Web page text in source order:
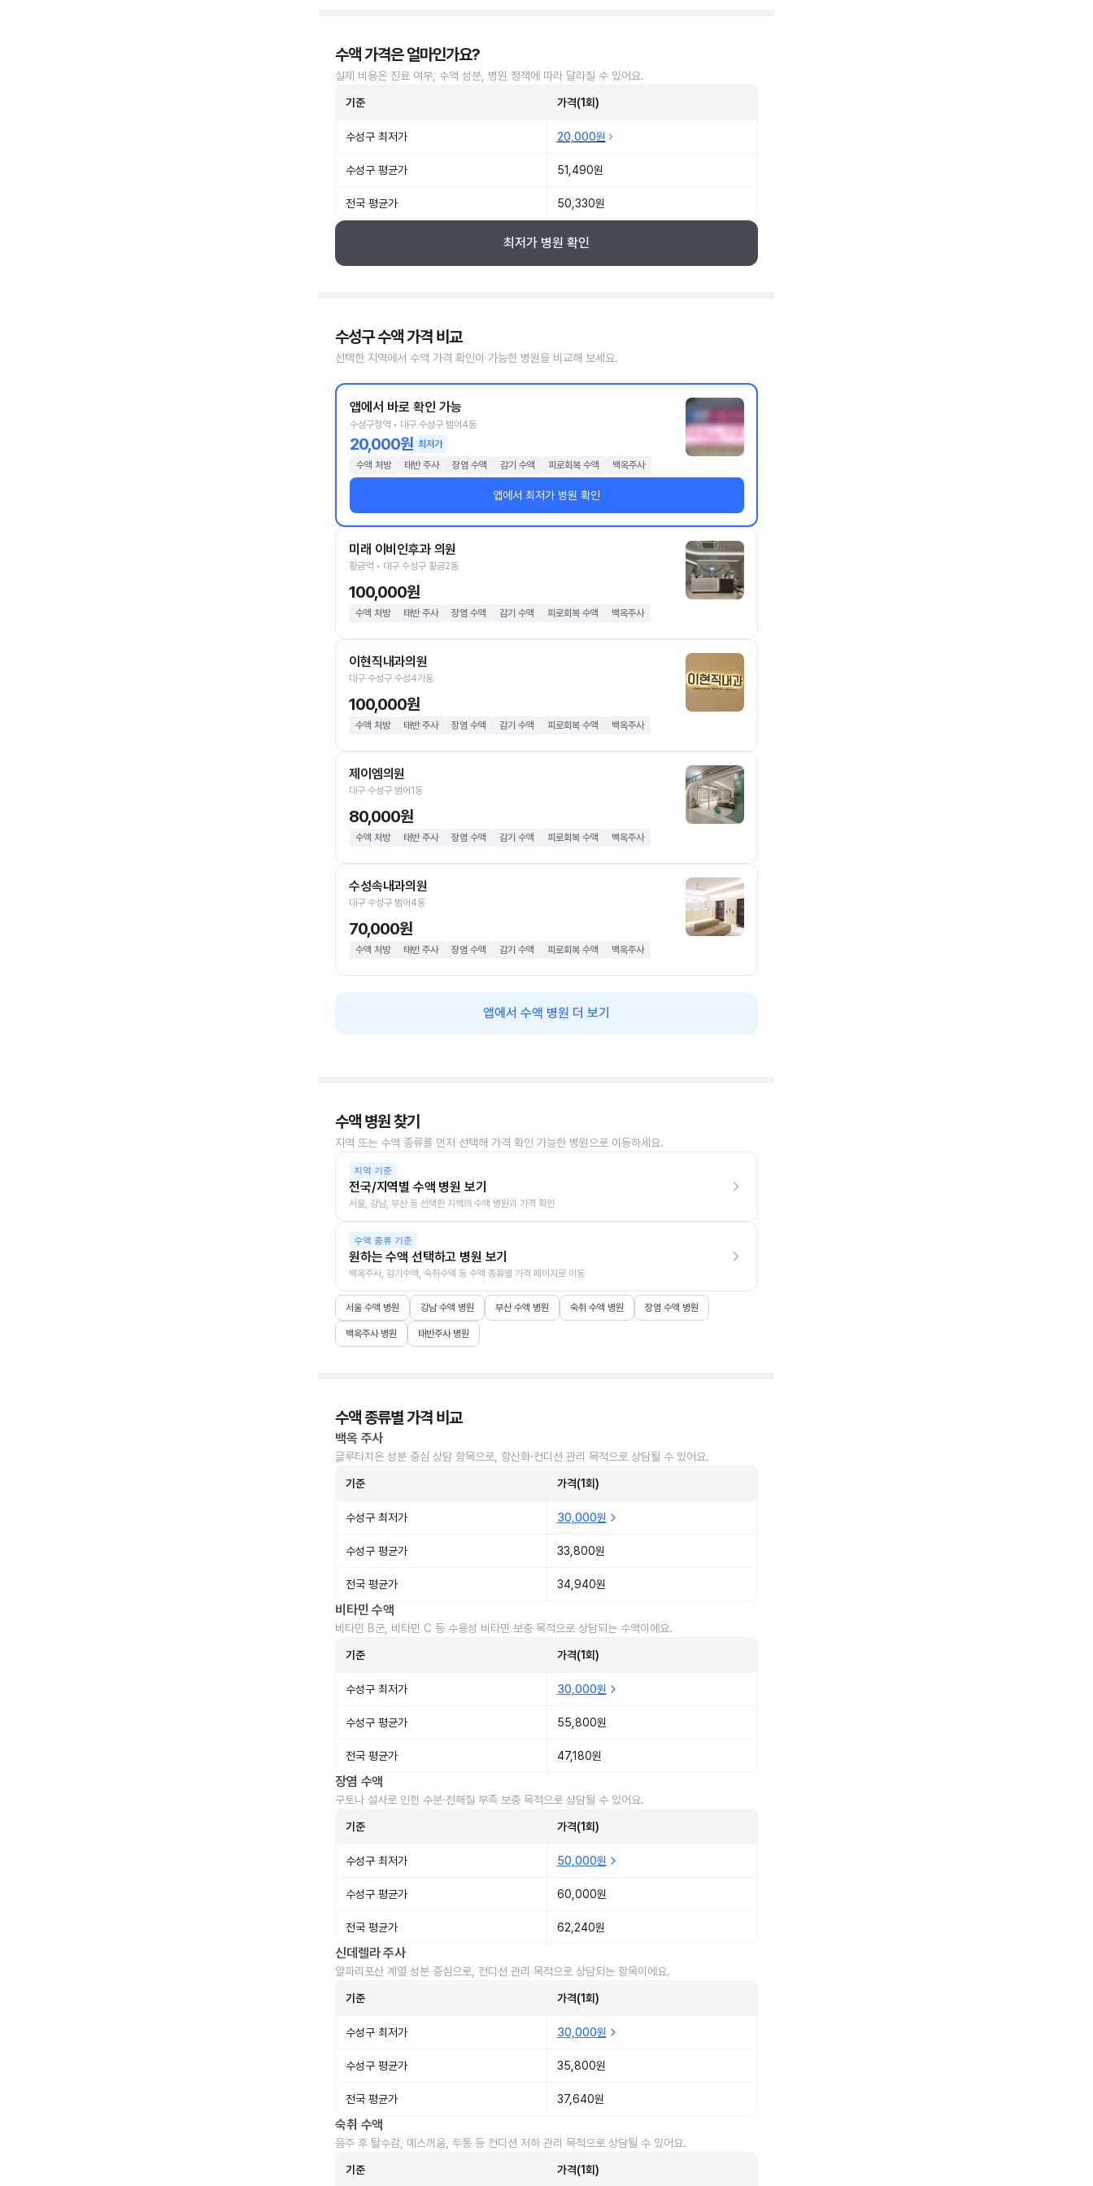
수액 가격은 얼마인가요?
실제 비용은 진료 여부, 수액 성분, 병원 정책에 따라 달라질 수 있어요.
기준 가격(1회)
수성구 최저가 20,000원
수성구 평균가 51,490원
전국 평균가 50,330원
최저가 병원 확인
수성구 수액 가격 비교
선택한 지역에서 수액 가격 확인이 가능한 병원을 비교해 보세요.
앱에서 바로 확인 가능
수성구청역 • 대구 수성구 범어4동
20,000원 최저가
수액 처방
태반 주사 장염 수액 감기 수액 피로회복 수액 백옥주사
앱에서 최저가 병원 확인
미래 이비인후과 의원
황금역 • 대구 수성구 황금2동
100,000원
수액 처방 태반 주사 장염 수액 감기 수액 피로회복 수액 백옥주사
이현직내과의원
대구 수성구 수성4가동
100,000원
수액 처방 태반 주사 장염 수액 감기 수액 피로회복 수액 백옥주사
제이엠의원
대구 수성구 범어1동
80,000원
수액 처방 태반 주사 장염 수액 감기 수액 피로회복 수액 백옥주사
수성속내과의원
대구 수성구 범어4동
70,000원
수액 처방 태반 주사 장염 수액 감기 수액 피로회복 수액 백옥주사
앱에서 수액 병원 더 보기
수액 병원 찾기
지역 또는 수액 종류를 먼저 선택해 가격 확인 가능한 병원으로 이동하세요.
지역 기준
전국/지역별 수액 병원 보기
서울, 강남, 부산 등 선택한 지역의 수액 병원과 가격 확인
수액 종류 기준
원하는 수액 선택하고 병원 보기
백옥주사, 감기수액, 숙취수액 등 수액 종류별 가격 페이지로 이동
서울 수액 병원 강남 수액 병원 부산 수액 병원 숙취 수액 병원 장염 수액 병원
백옥주사 병원 태반주사 병원
수액 종류별 가격 비교
백옥 주사
글루타치온 성분 중심 상담 항목으로, 항산화·컨디션 관리 목적으로 상담될 수 있어요.
기준 가격(1회)
수성구 최저가 30,000원
수성구 평균가 33,800원
전국 평균가 34,940원
비타민 수액
비타민 B군, 비타민 C 등 수용성 비타민 보충 목적으로 상담되는 수액이에요.
기준 가격(1회)
수성구 최저가 30,000원
수성구 평균가 55,800원
전국 평균가 47,180원
장염 수액
구토나 설사로 인한 수분·전해질 부족 보충 목적으로 상담될 수 있어요.
기준 가격(1회)
수성구 최저가 50,000원
수성구 평균가 60,000원
전국 평균가 62,240원
신데렐라 주사
알파리포산 계열 성분 중심으로, 컨디션 관리 목적으로 상담되는 항목이에요.
기준 가격(1회)
수성구 최저가 30,000원
수성구 평균가 35,800원
전국 평균가 37,640원
숙취 수액
음주 후 탈수감, 메스꺼움, 두통 등 컨디션 저하 관리 목적으로 상담될 수 있어요.
기준 가격(1회)